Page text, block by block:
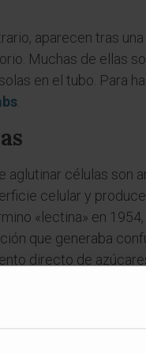
aparecen tras
Muchas de ellas
en el tubo. Para
aglutinar células son
celular y
«lectina» en
que generaba
directo de